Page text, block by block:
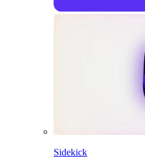
Sidekick